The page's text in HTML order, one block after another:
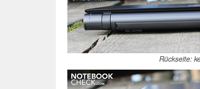
Rückseite: